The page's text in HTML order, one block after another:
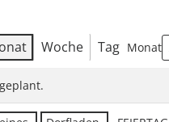
Woche Tag Monat